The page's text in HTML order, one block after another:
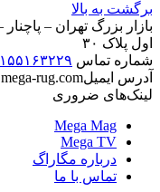
برگشت به بالا
بازار بزرگ تهران –
اول پلاک ۳۰
شماره تماس
آدرس ایمیلrug.com
لینک‌های ضروری
Mega Mag
Mega TV
درباره مگاراگ
تماس با ما